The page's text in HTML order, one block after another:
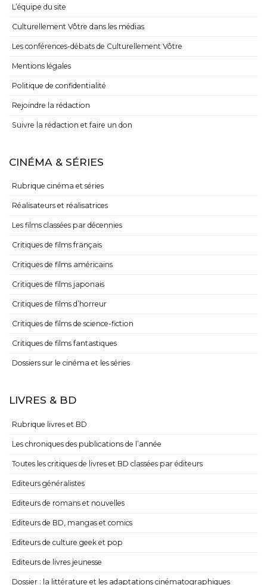
L’équipe du site
Culturellement Vôtre dans les médias
Les conférences-débats de Culturellement Vôtre
Mentions légales
Politique de confidentialité
Rejoindre la rédaction
Suivre la rédaction et faire un don
CINÉMA & SÉRIES
Rubrique cinéma et séries
Réalisateurs et réalisatrices
Les films classées par décennies
Critiques de films français
Critiques de films américains
Critiques de films japonais
Critiques de films d’horreur
Critiques de films de science-fiction
Critiques de films fantastiques
Dossiers sur le cinéma et les séries
LIVRES & BD
Rubrique livres et BD
Les chroniques des publications de l’année
Toutes les critiques de livres et BD classées par éditeurs
Editeurs généralistes
Editeurs de romans et nouvelles
Editeurs de BD, mangas et comics
Editeurs de culture geek et pop
Editeurs de livres jeunesse
Dossier : la littérature et les adaptations cinématographiques